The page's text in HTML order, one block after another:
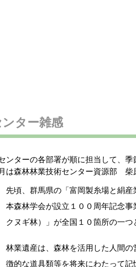
ンター雑感
ンターの各部署が順に担当して、
は森林林業技術センター資源部 柴
先頃、群馬県の「富岡製糸場と絹
本森林学会が設立１００周年記念
クヌギ林）」が全国１０箇所の一つ
林業遺産は、森林を活用した人間
徴的な道具類等を将来にわたって